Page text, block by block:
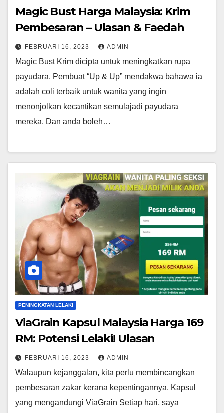
Magic Bust Harga Malaysia: Krim
Pembesaran – Ulasan & Faedah
FEBRUARI 16, 2023 ADMIN
Magic Bust Krim dicipta untuk meningkatkan rupa
payudara. Pembuat “Up & Up” mendakwa bahawa ia
adalah coli terbaik untuk wanita yang ingin
menonjolkan kecantikan semulajadi payudara
mereka. Dan anda boleh…
PENINGKATAN LELAKI
ViaGrain Kapsul Malaysia Harga 169
RM: Potensi Lelaki! Ulasan
FEBRUARI 16, 2023 ADMIN
Walaupun kejanggalan, kita perlu membincangkan
pembesaran zakar kerana kepentingannya. Kapsul
yang mengandungi ViaGrain Setiap hari, saya